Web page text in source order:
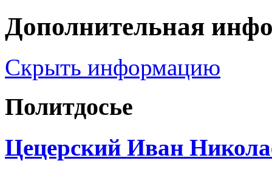
Дополнительная
Скрыть информацию
Политдосье
Цецерский Иван